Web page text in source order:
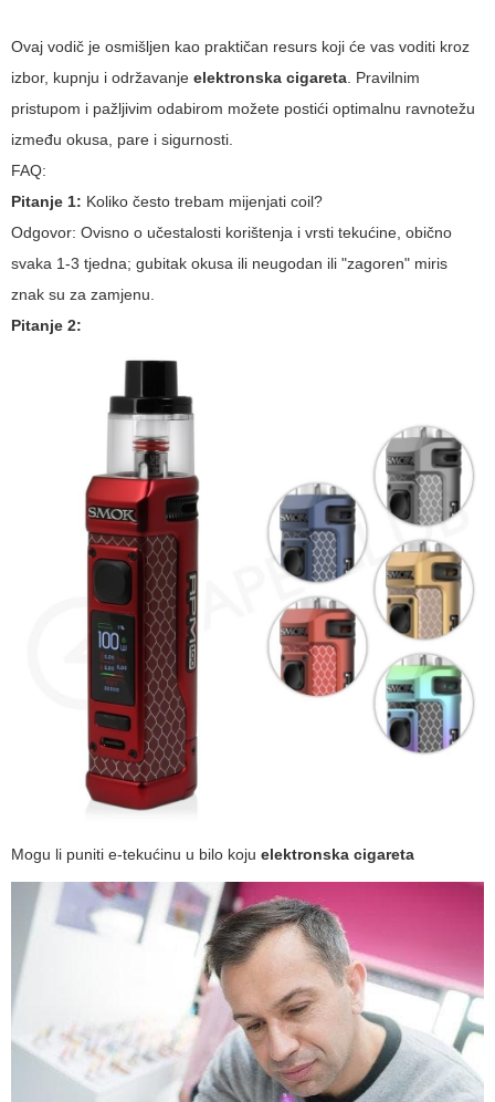
Ovaj vodič je osmišljen kao praktičan resurs koji će vas voditi kroz
izbor, kupnju i održavanje elektronska cigareta. Pravilnim
pristupom i pažljivim odabirom možete postići optimalnu ravnotežu
između okusa, pare i sigurnosti.
FAQ:
Pitanje 1: Koliko često trebam mijenjati coil?
Odgovor: Ovisno o učestalosti korištenja i vrsti tekućine, obično
svaka 1-3 tjedna; gubitak okusa ili neugodan ili "zagoren" miris
znak su za zamjenu.
Pitanje 2:
Mogu li puniti e-tekućinu u bilo koju elektronska cigareta